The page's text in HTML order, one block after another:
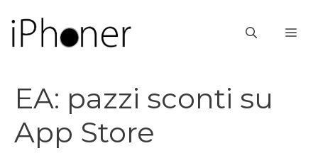
contenuto
EA: pazzi sconti su
App Store